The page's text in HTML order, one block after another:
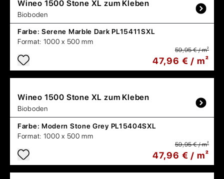
Wineo 1500 Stone XL zum Kleben
Bioboden
Farbe: Serene Marble Dark PL15411SXL
Format: 1000 x 500 mm
59,95 € / m²
47,96 € / m²
Wineo 1500 Stone XL zum Kleben
Bioboden
Farbe: Modern Stone Grey PL15404SXL
Format: 1000 x 500 mm
59,95 € / m²
47,96 € / m²